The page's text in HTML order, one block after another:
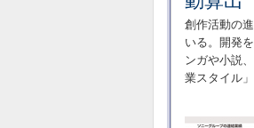
創作活動の
いる。開発
ンガや小説
業スタイル